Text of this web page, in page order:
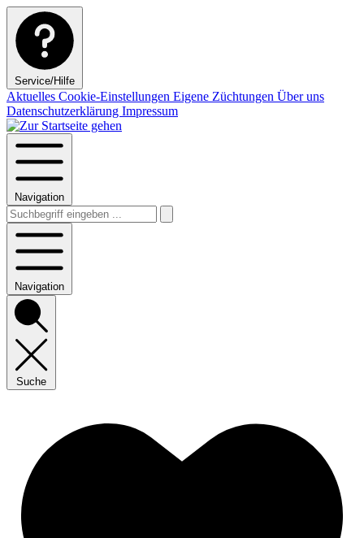
Service/Hilfe
Aktuelles Cookie-Einstellungen Eigene Züchtungen Über uns
Datenschutzerklärung Impressum
Navigation
Navigation
Suche